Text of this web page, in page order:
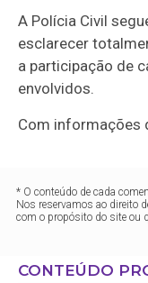
A Polícia Civil
esclarecer
a participação de
envolvidos.
Com informações
* O conteúdo de cada
Nos reservamos ao direito
com o propósito do site ou